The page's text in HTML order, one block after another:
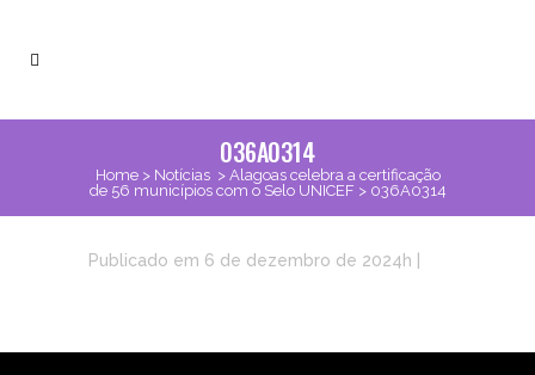
036A0314
Home> Notícias > Alagoas celebra a certificação
de 56 municípios com o Selo UNICEF > 036A0314
Publicado em 6 de dezembro de 2024h